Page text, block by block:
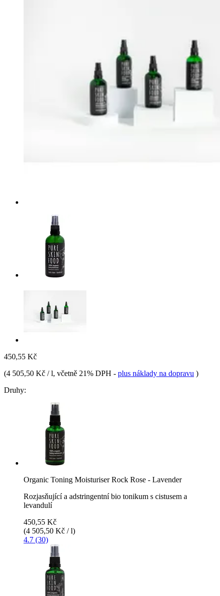
450,55 Kč
(4 505,50 Kč / l, včetně 21% DPH - plus náklady na dopravu )
Druhy:
Organic Toning Moisturiser Rock Rose - Lavender
Rozjasňující a adstringentní bio tonikum s cistusem a
levandulí
450,55 Kč
(4 505,50 Kč / l)
4.7 (30)